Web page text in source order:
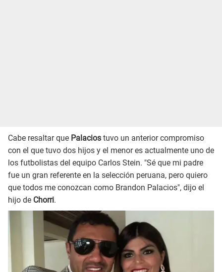
Cabe resaltar que Palacios tuvo un anterior compromiso
con el que tuvo dos hijos y el menor es actualmente uno de
los futbolistas del equipo Carlos Stein. "Sé que mi padre
fue un gran referente en la selección peruana, pero quiero
que todos me conozcan como Brandon Palacios", dijo el
hijo de Chorri.